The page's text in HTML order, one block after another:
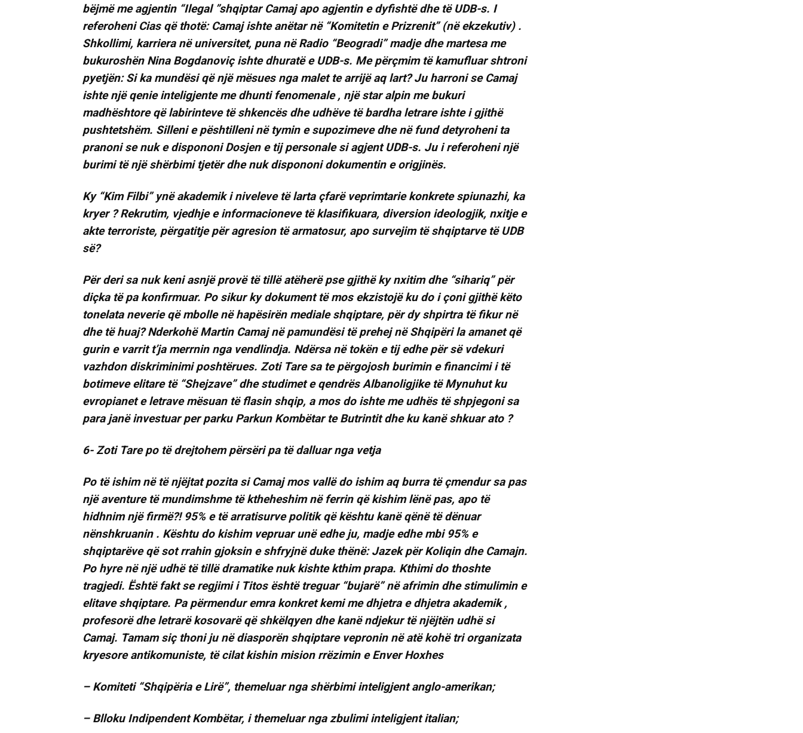
bëjmë me agjentin “Ilegal ”shqiptar Camaj apo agjentin e dyfishtë dhe të UDB-s. I
referoheni Cias që thotë: Camaj ishte anëtar në “Komitetin e Prizrenit” (në ekzekutiv) .
Shkollimi, karriera në universitet, puna në Radio “Beogradi” madje dhe martesa me
bukuroshën Nina Bogdanoviç ishte dhuratë e UDB-s. Me përçmim të kamufluar shtroni
pyetjën: Si ka mundësi që një mësues nga malet te arrijë aq lart? Ju harroni se Camaj
ishte një qenie inteligjente me dhunti fenomenale , një star alpin me bukuri
madhështore që labirinteve të shkencës dhe udhëve të bardha letrare ishte i gjithë
pushtetshëm. Silleni e pështilleni në tymin e supozimeve dhe në fund detyroheni ta
pranoni se nuk e dispononi Dosjen e tij personale si agjent UDB-s. Ju i referoheni një
burimi të një shërbimi tjetër dhe nuk dispononi dokumentin e origjinës.
Ky “Kim Filbi” ynë akademik i niveleve të larta çfarë veprimtarie konkrete spiunazhi, ka
kryer ? Rekrutim, vjedhje e informacioneve të klasifikuara, diversion ideologjik, nxitje e
akte terroriste, përgatitje për agresion të armatosur, apo survejim të shqiptarve të UDB
së?
Për deri sa nuk keni asnjë provë të tillë atëherë pse gjithë ky nxitim dhe “sihariq” për
diçka të pa konfirmuar. Po sikur ky dokument të mos ekzistojë ku do i çoni gjithë këto
tonelata neverie që mbolle në hapësirën mediale shqiptare, për dy shpirtra të fikur në
dhe të huaj? Nderkohë Martin Camaj në pamundësi të prehej në Shqipëri la amanet që
gurin e varrit t’ja merrnin nga vendlindja. Ndërsa në tokën e tij edhe për së vdekuri
vazhdon diskriminimi poshtërues. Zoti Tare sa te përgojosh burimin e financimi i të
botimeve elitare të “Shejzave” dhe studimet e qendrës Albanoligjike të Mynuhut ku
evropianet e letrave mësuan të flasin shqip, a mos do ishte me udhës të shpjegoni sa
para janë investuar per parku Parkun Kombëtar te Butrintit dhe ku kanë shkuar ato ?
6- Zoti Tare po të drejtohem përsëri pa të dalluar nga vetja
Po të ishim në të njëjtat pozita si Camaj mos vallë do ishim aq burra të çmendur sa pas
një aventure të mundimshme të ktheheshim në ferrin që kishim lënë pas, apo të
hidhnim një firmë?! 95% e të arratisurve politik që kështu kanë qënë të dënuar
nënshkruanin . Kështu do kishim vepruar unë edhe ju, madje edhe mbi 95% e
shqiptarëve që sot rrahin gjoksin e shfryjnë duke thënë: Jazek për Koliqin dhe Camajn.
Po hyre në një udhë të tillë dramatike nuk kishte kthim prapa. Kthimi do thoshte
tragjedi. Është fakt se regjimi i Titos është treguar “bujarë” në afrimin dhe stimulimin e
elitave shqiptare. Pa përmendur emra konkret kemi me dhjetra e dhjetra akademik ,
profesorë dhe letrarë kosovarë që shkëlqyen dhe kanë ndjekur të njëjtën udhë si
Camaj. Tamam siç thoni ju në diasporën shqiptare vepronin në atë kohë tri organizata
kryesore antikomuniste, të cilat kishin mision rrëzimin e Enver Hoxhes
– Komiteti “Shqipëria e Lirë”, themeluar nga shërbimi inteligjent anglo-amerikan;
– Blloku Indipendent Kombëtar, i themeluar nga zbulimi inteligjent italian;